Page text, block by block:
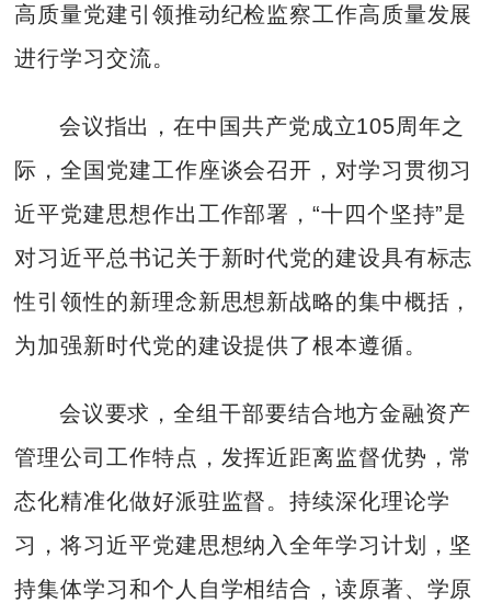
高质量党建引领推动纪检监察工作高质量发展
进行学习交流。
会议指出，在中国共产党成立105周年之
际，全国党建工作座谈会召开，对学习贯彻习
近平党建思想作出工作部署，“十四个坚持”是
对习近平总书记关于新时代党的建设具有标志
性引领性的新理念新思想新战略的集中概括，
为加强新时代党的建设提供了根本遵循。
会议要求，全组干部要结合地方金融资产
管理公司工作特点，发挥近距离监督优势，常
态化精准化做好派驻监督。持续深化理论学
习，将习近平党建思想纳入全年学习计划，坚
持集体学习和个人自学相结合，读原著、学原